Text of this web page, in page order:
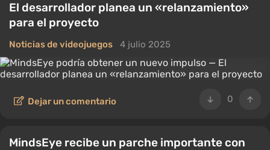
El desarrollador planea un «relanzamiento»
para el proyecto
Noticias de videojuegos 4 julio 2025
0
Dejar un comentario
MindsEye recibe un parche importante con